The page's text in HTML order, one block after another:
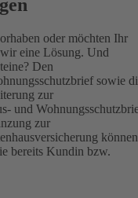
oder möchten Ihr
eine Lösung. Und
Den
sowie
zur
und
zur
können
bereits Kundin bzw.